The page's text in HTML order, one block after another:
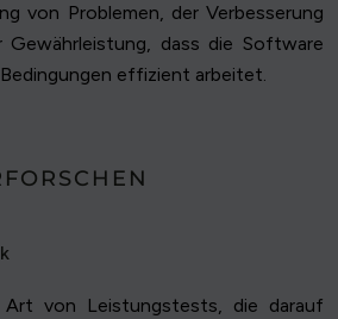
von Problemen, der Verbesserung
dass die Software
effizient arbeitet.
von Leistungstests, die darauf